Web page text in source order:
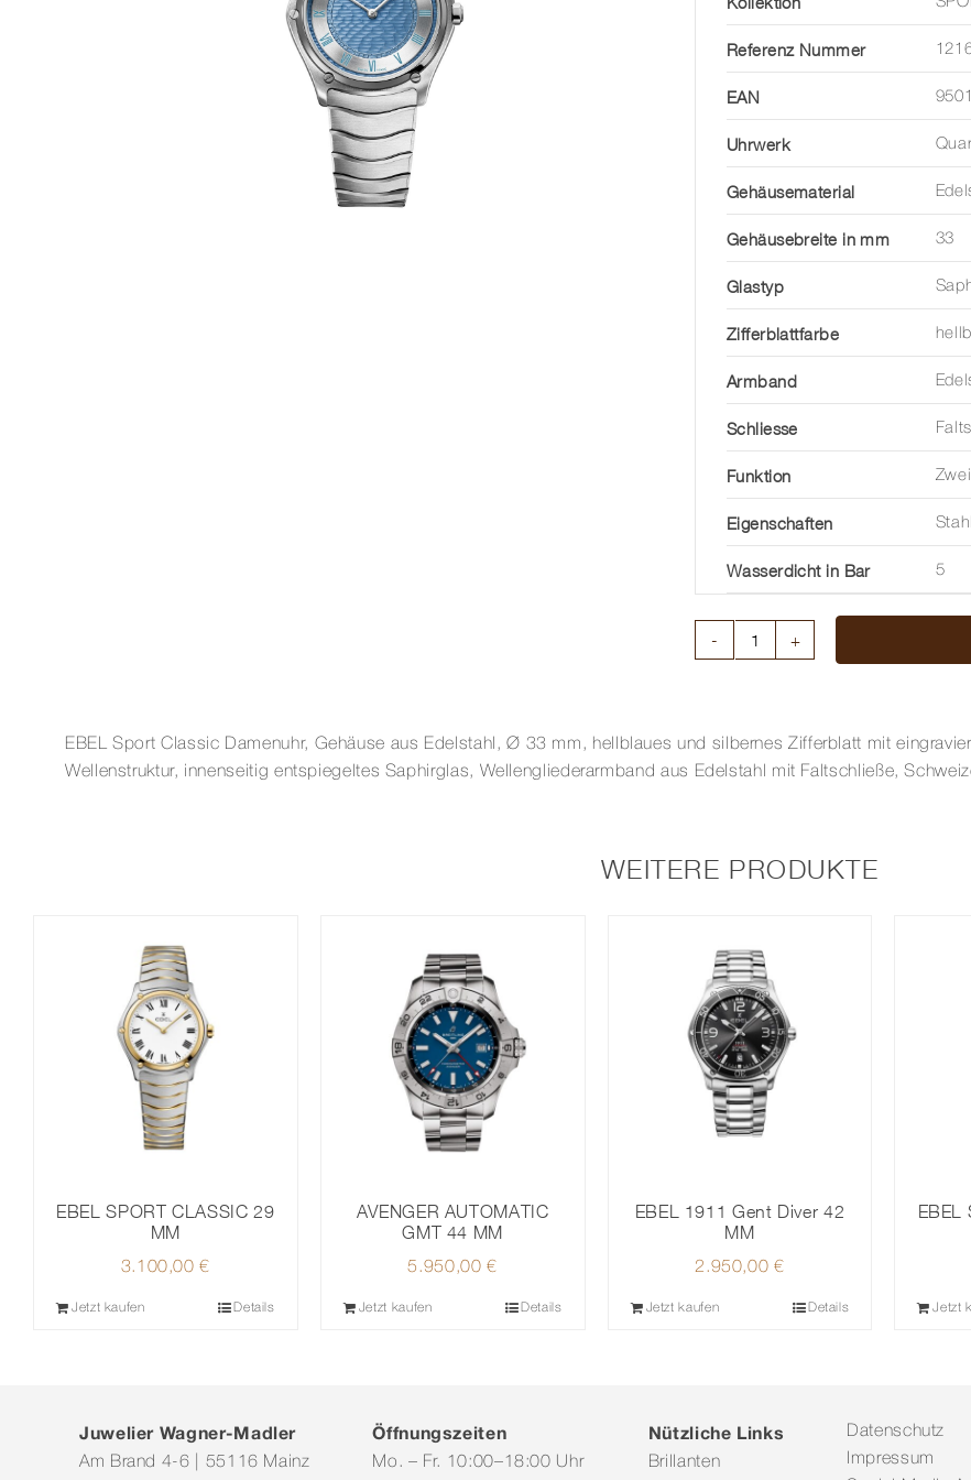
Referenz Nummer
EAN
Uhrwerk
Gehäusematerial
Gehäusebreite in mm 33
Glastyp
Zifferblattfarbe
Armband
Schliesse
Funktion
Eigenschaften
Wasserdicht in Bar 5
EBEL Sport Classic Damenuhr, Gehäuse aus Edelstahl, Ø 33 mm, hellblaues und silbernes Zifferblatt mit
Wellenstruktur, innenseitig entspiegeltes Saphirglas, Wellengliederarmband aus Edelstahl mit Faltschließe,
WEITERE PRODUKTE
EBEL SPORT CLASSIC 29
MM
3.100,00€
Jetzt kaufen Details
AVENGER AUTOMATIC
GMT 44 MM
5.950,00€
Jetzt kaufen Details
EBEL 1911 Gent Diver 42
MM
2.950,00€
Jetzt kaufen Details
EBEL
Jetzt
Juwelier Wagner-Madler
Am Brand 4-6 | 55116 Mainz
Öffnungszeiten
Mo. – Fr. 10:00–18:00 Uhr
Nützliche Links
Brillanten
Datenschutz
Impressum